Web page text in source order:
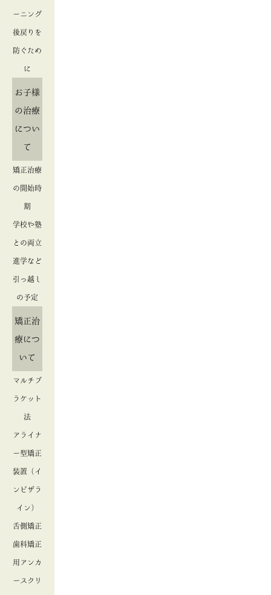
ーニング
後戻りを
防ぐため
に
お子様
の治療
につい
て
矯正治療
の開始時
期
学校や塾
との両立
進学など
引っ越し
の予定
矯正治
療につ
いて
マルチブ
ラケット
法
アライナ
ー型矯正
装置（イ
ンビザラ
イン）
舌側矯正
歯科矯正
用アンカ
ースクリ